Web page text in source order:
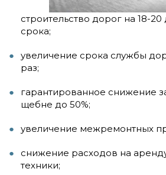
строительство дорог на 18-
срока;
увеличение срока службы
раз;
гарантированное снижение
щебне до 50%;
увеличение межремонтных
снижение расходов на
техники;